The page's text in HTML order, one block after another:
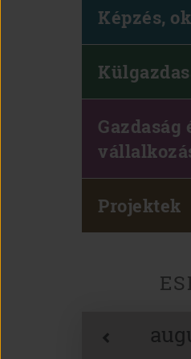
Képzés,
Gazdaság
Projektek